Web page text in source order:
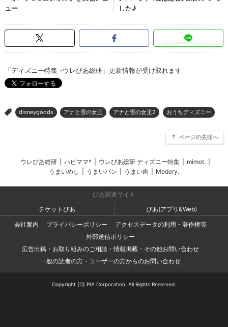
「ディズニー特集 -ウレぴあ総研」更新情報が受け取れます
> disneygoods アナと雪の女王 アナと雪の女王2 おうちディズニー
ページの先頭へ
ウレぴあ総研 ハピママ* ウレぴあ総研 ディズニー特集 mimot.
うまいめし
うまいパン うまい肉 Medery.
ぴあ関連サイト
チケットぴあ
ぴあ(アプリ&Web)
会社案内
プライバシーポリシー
アクセスデータの利用・著作権等
外部送信ポリシー
広告出稿・お取り組みのご相談・情報掲載・その他お問い合わせ
一般の読者の方・ユーザーの方からのお問い合わせ
Copyright (C) PIA Corporation. All Rights Reserved.